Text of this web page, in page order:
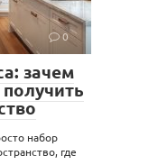
0
зачем
набор
где